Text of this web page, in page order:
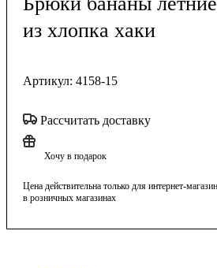
из хлопка хаки
Артикул: 4158-15
Рассчитать доставку
Хочу в подарок
Цена действительна только для интернет-
в розничных магазинах